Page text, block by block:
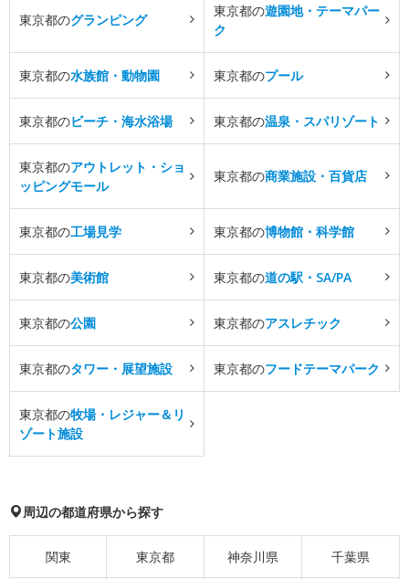
東京都のグランピング
東京都の遊園地・テーマパー
ク
東京都の水族館・動物園 東京都のプール
東京都のビーチ・海水浴場 東京都の温泉・スパリゾート
東京都のアウトレット・ショ
ッピングモール
東京都の商業施設・百貨店
東京都の工場見学 東京都の博物館・科学館
東京都の美術館 東京都の道の駅・SA/PA
東京都の公園 東京都のアスレチック
東京都のタワー・展望施設 東京都のフードテーマパーク
東京都の牧場・レジャー＆リ
ゾート施設
周辺の都道府県から探す
関東 東京都 神奈川県 千葉県